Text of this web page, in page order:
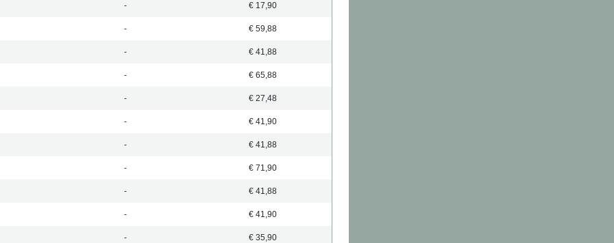
- € 17,90
- € 59,88
- € 41,88
- € 65,88
- € 27,48
- € 41,90
- € 41,88
- € 71,90
- € 41,88
- € 41,90
- € 35,90